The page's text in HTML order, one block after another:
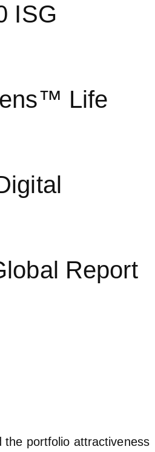
ISG
Life
Report
the portfolio attractiveness